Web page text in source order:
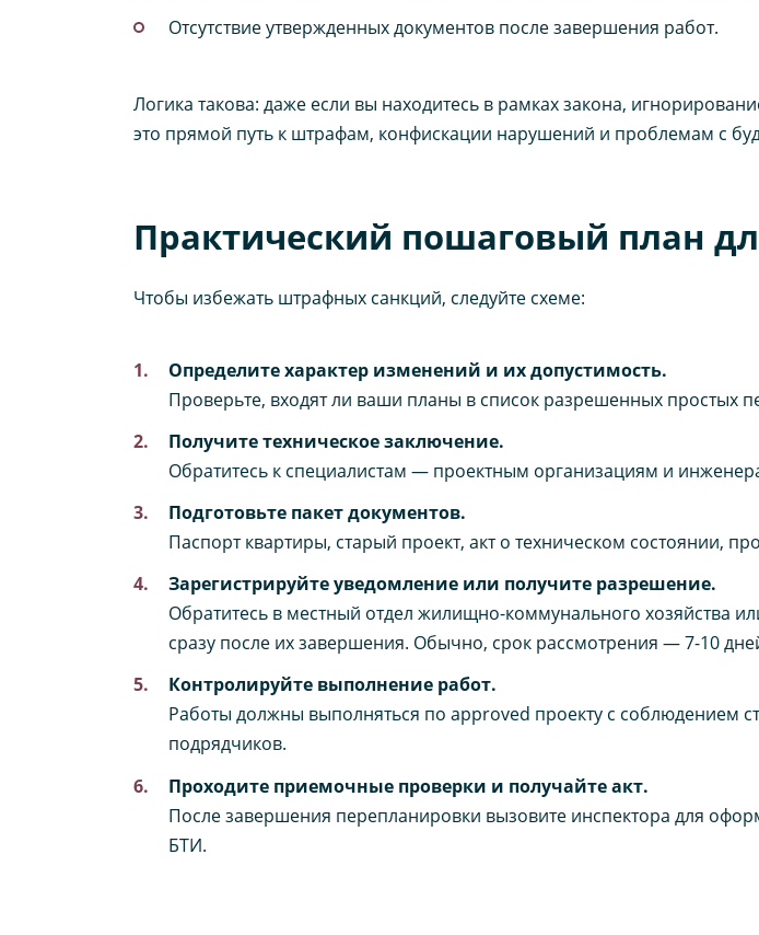
Отсутствие утвержденных документов после завершения работ.
Логика такова: даже если вы находитесь в рамках закона,
это прямой путь к штрафам, конфискации нарушений и проблемам с
Практический пошаговый план
Чтобы избежать штрафных санкций, следуйте схеме:
Определите характер изменений и их допустимость.
Проверьте, входят ли ваши планы в список разрешенных простых
Получите техническое заключение.
Обратитесь к специалистам — проектным организациям и
Подготовьте пакет документов.
Паспорт квартиры, старый проект, акт о техническом состоянии,
Зарегистрируйте уведомление или получите разрешение.
Обратитесь в местный отдел жилищно-коммунального хозяйства
сразу после их завершения. Обычно, срок рассмотрения — 7-10
Контролируйте выполнение работ.
Работы должны выполняться по approved проекту с соблюдением
подрядчиков.
Проходите приемочные проверки и получайте акт.
После завершения перепланировки вызовите инспектора для
БТИ.